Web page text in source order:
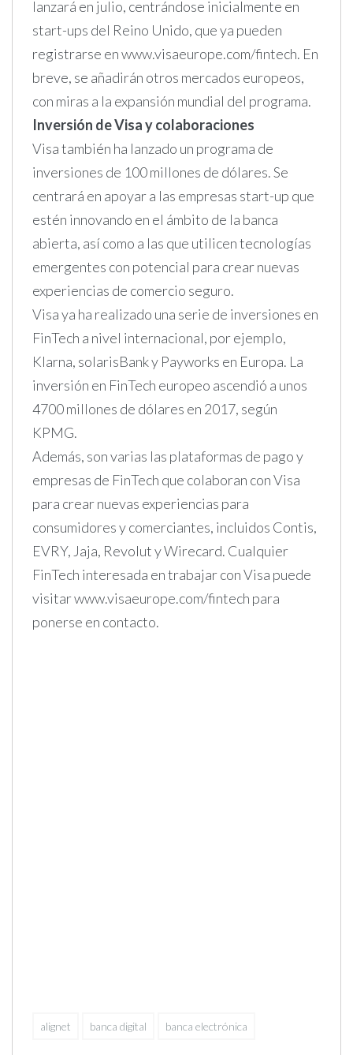
lanzará en julio, centrándose inicialmente en
start-ups del Reino Unido, que ya pueden
registrarse en www.visaeurope.com/fintech. En
breve, se añadirán otros mercados europeos,
con miras a la expansión mundial del programa.
Inversión de Visa y colaboraciones
Visa también ha lanzado un programa de
inversiones de 100 millones de dólares. Se
centrará en apoyar a las empresas start-up que
estén innovando en el ámbito de la banca
abierta, así como a las que utilicen tecnologías
emergentes con potencial para crear nuevas
experiencias de comercio seguro.
Visa ya ha realizado una serie de inversiones en
FinTech a nivel internacional, por ejemplo,
Klarna, solarisBank y Payworks en Europa. La
inversión en FinTech europeo ascendió a unos
4700 millones de dólares en 2017, según
KPMG.
Además, son varias las plataformas de pago y
empresas de FinTech que colaboran con Visa
para crear nuevas experiencias para
consumidores y comerciantes, incluidos Contis,
EVRY, Jaja, Revolut y Wirecard. Cualquier
FinTech interesada en trabajar con Visa puede
visitar www.visaeurope.com/fintech para
ponerse en contacto.
alignet banca digital banca electrónica